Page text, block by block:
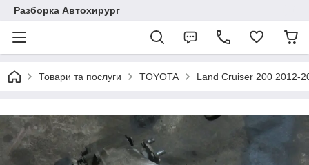
Разборка Автохирург
Товари та послуги TOYOTA Land Cruiser 200 2012-